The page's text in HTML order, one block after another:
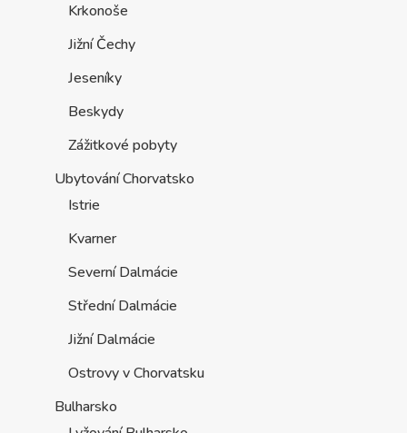
Krkonoše
Jižní Čechy
Jeseníky
Beskydy
Zážitkové pobyty
Ubytování Chorvatsko
Istrie
Kvarner
Severní Dalmácie
Střední Dalmácie
Jižní Dalmácie
Ostrovy v Chorvatsku
Bulharsko